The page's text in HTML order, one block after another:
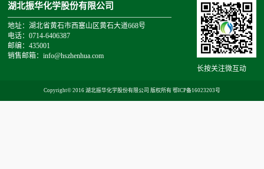
湖北振华化学股份有限公司
地址：湖北省黄石市西塞山区黄石大道668号
电话：0714-6406387
邮编：435001
销售邮箱：info@hszhenhua.com
长按关注微互动
Copyright© 2016 湖北振华化学股份有限公司 版权所有 鄂ICP备16023203号